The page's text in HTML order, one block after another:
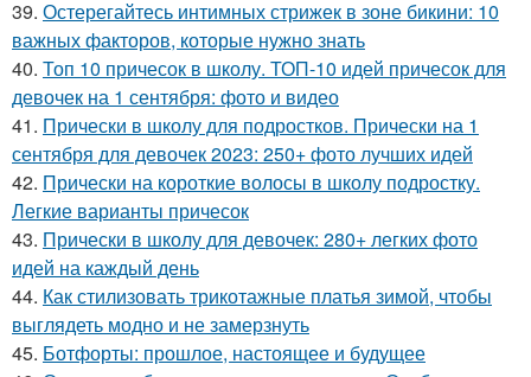
39. Остерегайтесь интимных стрижек в зоне бикини: 10
важных факторов, которые нужно знать
40. Топ 10 причесок в школу. ТОП-10 идей причесок для
девочек на 1 сентября: фото и видео
41. Прически в школу для подростков. Прически на 1
сентября для девочек 2023: 250+ фото лучших идей
42. Прически на короткие волосы в школу подростку.
Легкие варианты причесок
43. Прически в школу для девочек: 280+ легких фото
идей на каждый день
44. Как стилизовать трикотажные платья зимой, чтобы
выглядеть модно и не замерзнуть
45. Ботфорты: прошлое, настоящее и будущее